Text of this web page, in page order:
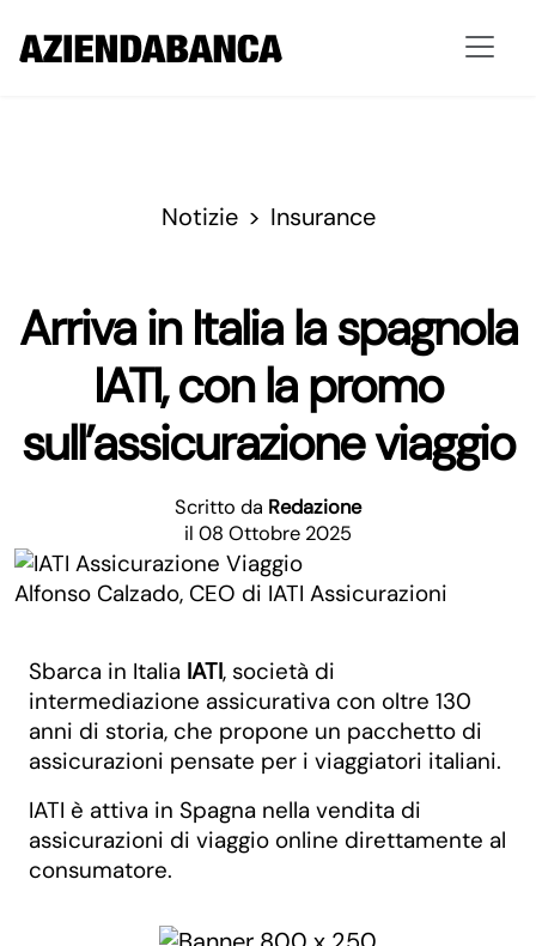
Notizie Insurance
Arriva in Italia la spagnola
IATI, con la promo
sull’assicurazione viaggio
Scritto da Redazione
il 08 Ottobre 2025
Alfonso Calzado, CEO di IATI Assicurazioni
Sbarca in Italia IATI, società di
intermediazione assicurativa con oltre 130
anni di storia, che propone un pacchetto di
assicurazioni pensate per i viaggiatori italiani.
IATI è attiva in Spagna nella vendita di
assicurazioni di viaggio online direttamente al
consumatore.